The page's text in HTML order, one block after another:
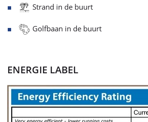
Strand in de buurt
Golfbaan in de buurt
ENERGIE LABEL